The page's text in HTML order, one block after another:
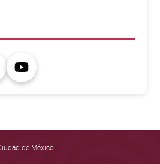
de México